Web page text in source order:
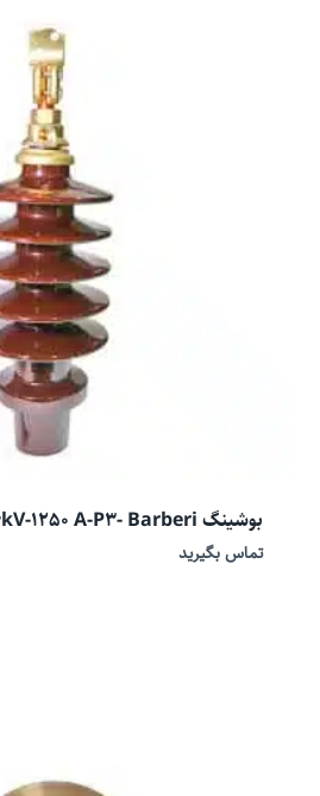
بوشینگ 36kV-1250 A-P3- Barberi
تماس بگیرید